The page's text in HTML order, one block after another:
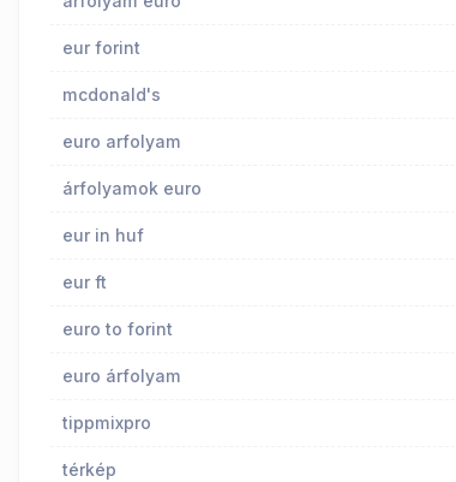
eur forint
mcdonald's
euro arfolyam
árfolyamok euro
eur in huf
eur ft
euro to forint
euro árfolyam
tippmixpro
térkép